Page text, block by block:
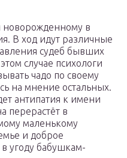
новорожденному в
В ход идут различные
судеб бывших
случае психологи
чадо по своему
на мнение остальных.
антипатия к имени
перерастёт в
маленькому
и доброе
угоду бабушкам-